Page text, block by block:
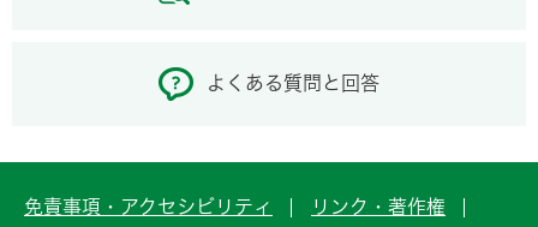
よくある質問と回答
免責事項・アクセシビリティ リンク・著作権